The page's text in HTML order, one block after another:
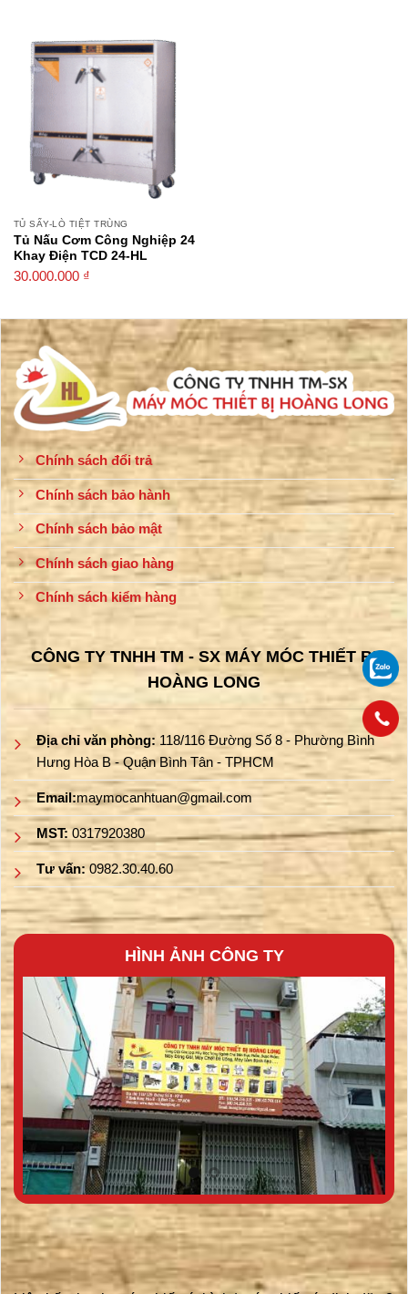
TỦ SẤY-LÒ TIỆT TRÙNG
Tủ Nấu Cơm Công Nghiệp 24
Khay Điện TCD 24-HL
30.000.000 ₫
Chính sách đổi trả
Chính sách bảo hành
Chính sách bảo mật
Chính sách giao hàng
Chính sách kiểm hàng
CÔNG TY TNHH TM - SX MÁY MÓC THIẾT BỊ
HOÀNG LONG
Địa chỉ văn phòng: 118/116 Đường Số 8 - Phường Bình
Hưng Hòa B - Quận Bình Tân - TPHCM
Email:maymocanhtuan@gmail.com
MST:0317920380
Tư vấn:0982.30.40.60
HÌNH ẢNH CÔNG TY